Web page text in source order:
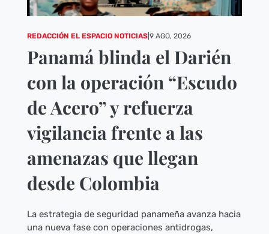
REDACCIÓN EL ESPACIO NOTICIAS| 9 AGO, 2026
Panamá blinda el Darién
con la operación “Escudo
de Acero” y refuerza
vigilancia frente a las
amenazas que llegan
desde Colombia
La estrategia de seguridad panameña avanza hacia
una nueva fase con operaciones antidrogas,